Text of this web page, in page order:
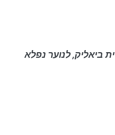
ביאליק, לנוער נפלא